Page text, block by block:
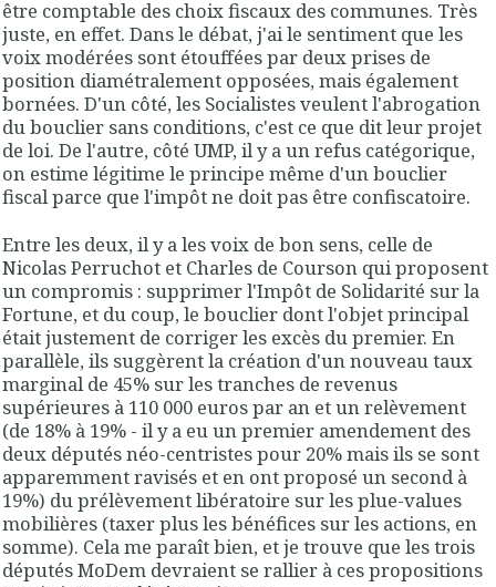
être comptable des choix fiscaux des communes. Très
juste, en effet. Dans le débat, j'ai le sentiment que les
voix modérées sont étouffées par deux prises de
position diamétralement opposées, mais également
bornées. D'un côté, les Socialistes veulent l'abrogation
du bouclier sans conditions, c'est ce que dit leur projet
de loi. De l'autre, côté UMP, il y a un refus catégorique,
on estime légitime le principe même d'un bouclier
fiscal parce que l'impôt ne doit pas être confiscatoire.
Entre les deux, il y a les voix de bon sens, celle de
Nicolas Perruchot et Charles de Courson qui proposent
un compromis : supprimer l'Impôt de Solidarité sur la
Fortune, et du coup, le bouclier dont l'objet principal
était justement de corriger les excès du premier. En
parallèle, ils suggèrent la création d'un nouveau taux
marginal de 45% sur les tranches de revenus
supérieures à 110 000 euros par an et un relèvement
(de 18% à 19% - il y a eu un premier amendement des
deux députés néo-centristes pour 20% mais ils se sont
apparemment ravisés et en ont proposé un second à
19%) du prélèvement libératoire sur les plue-values
mobilières (taxer plus les bénéfices sur les actions, en
somme). Cela me paraît bien, et je trouve que les trois
députés MoDem devraient se rallier à ces propositions